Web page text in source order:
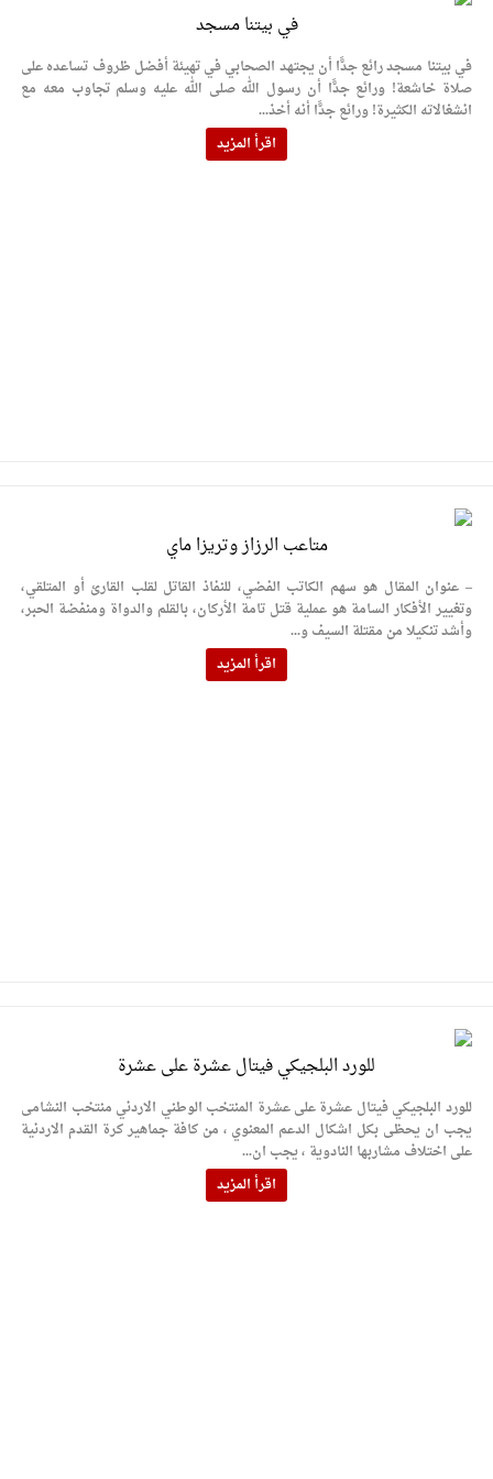
في بيتنا مسجد
في بيتنا مسجد رائع جدًّا أن يجتهد الصحابي في تهيئة أفضل ظروف تساعده على
صلاة خاشعة! ورائع جدًّا أن رسول الله صلى الله عليه وسلم تجاوب معه مع
انشغالاته الكثيرة! ورائع جدًّا أنه أخذ...
اقرأ المزيد
متاعب الرزاز وتريزا ماي
– عنوان المقال هو سهم الكاتب الفضي، للنفاذ القاتل لقلب القارئ أو المتلقي،
وتغيير الأفكار السامة هو عملية قتل تامة الأركان، بالقلم والدواة ومنفضة الحبر،
وأشد تنكيلا من مقتلة السيف و...
اقرأ المزيد
للورد البلجيكي فيتال عشرة على عشرة
للورد البلجيكي فيتال عشرة على عشرة المنتخب الوطني الاردني منتخب النشامى
يجب ان يحظى بكل اشكال الدعم المعنوي ، من كافة جماهير كرة القدم الاردنية
على اختلاف مشاربها النادوية ، يجب ان...
اقرأ المزيد